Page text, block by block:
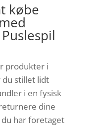
købe
produkter i
du stillet lidt
i en fysisk
dine
har foretaget